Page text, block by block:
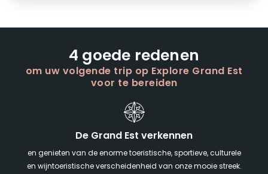
4 goede redenen
om uw volgende trip op Explore Grand Est
voor te bereiden
De Grand Est verkennen
en genieten van de enorme toeristische, sportieve, culturele
en wijntoeristische verscheidenheid van onze mooie streek.